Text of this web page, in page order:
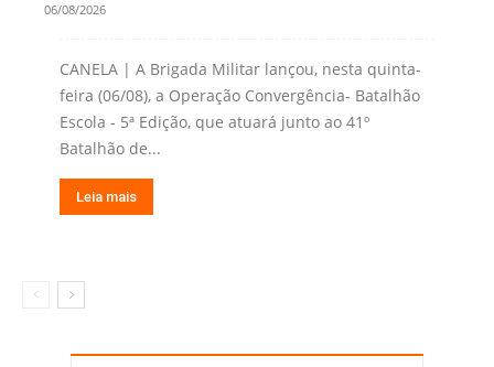
06/08/2026
CANELA | A Brigada Militar lançou, nesta quinta-
feira (06/08), a Operação Convergência- Batalhão
Escola - 5ª Edição, que atuará junto ao 41º
Batalhão de...
Leia mais